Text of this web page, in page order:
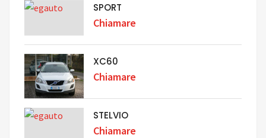
SPORT
Chiamare
XC60
Chiamare
STELVIO
Chiamare